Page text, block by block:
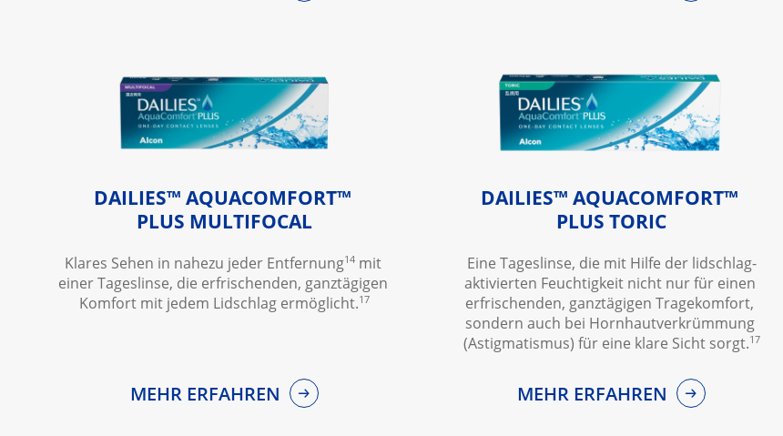
DAILIES™ AQUACOMFORT™
PLUS MULTIFOCAL
Klares Sehen in nahezu jeder Entfernung14 mit
einer Tageslinse, die erfrischenden, ganztägigen
Komfort mit jedem Lidschlag ermöglicht.17
MEHR ERFAHREN
DAILIES™ AQUACOMFORT™
PLUS TORIC
Eine Tageslinse, die mit Hilfe der lidschlag-
aktivierten Feuchtigkeit nicht nur für einen
erfrischenden, ganztägigen Tragekomfort,
sondern auch bei Hornhautverkrümmung
(Astigmatismus) für eine klare Sicht sorgt.17
MEHR ERFAHREN